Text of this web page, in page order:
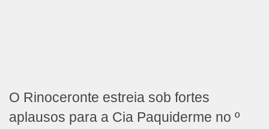
O Rinoceronte estreia sob fortes
aplausos para a Cia Paquiderme no º